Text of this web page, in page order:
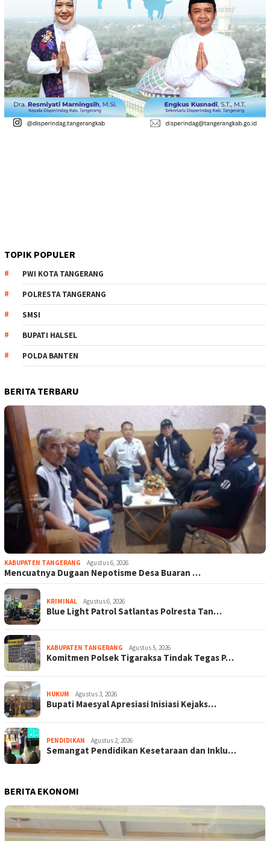
TOPIK POPULER
PWI KOTA TANGERANG
POLRESTA TANGERANG
SMSI
BUPATI HALSEL
POLDA BANTEN
BERITA TERBARU
KABUPATEN TANGERANG Agustus 6, 2026
Mencuatnya Dugaan Nepotisme Desa Buaran …
KRIMINAL Agustus 6, 2026
Blue Light Patrol Satlantas Polresta Tan…
KABUPATEN TANGERANG Agustus 5, 2026
Komitmen Polsek Tigaraksa Tindak Tegas P…
HUKUM Agustus 3, 2026
Bupati Maesyal Apresiasi Inisiasi Kejaks…
PENDIDIKAN Agustus 2, 2026
Semangat Pendidikan Kesetaraan dan Inklu…
BERITA EKONOMI